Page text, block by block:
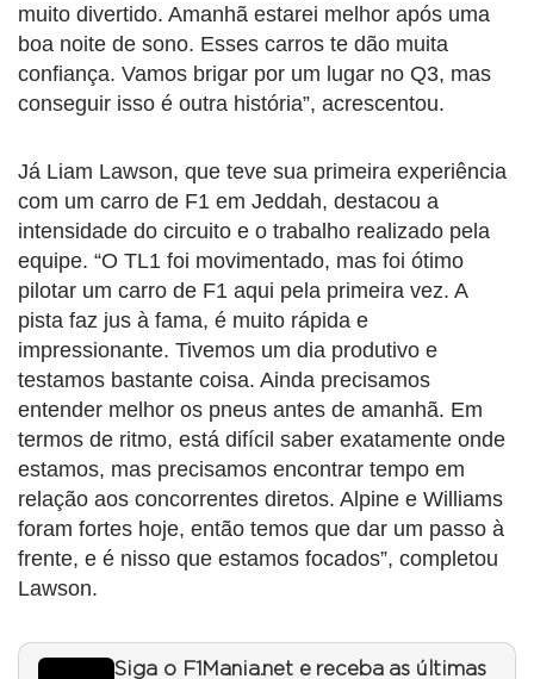
muito divertido. Amanhã estarei melhor após uma
boa noite de sono. Esses carros te dão muita
confiança. Vamos brigar por um lugar no Q3, mas
conseguir isso é outra história”, acrescentou.
Já Liam Lawson, que teve sua primeira experiência
com um carro de F1 em Jeddah, destacou a
intensidade do circuito e o trabalho realizado pela
equipe. “O TL1 foi movimentado, mas foi ótimo
pilotar um carro de F1 aqui pela primeira vez. A
pista faz jus à fama, é muito rápida e
impressionante. Tivemos um dia produtivo e
testamos bastante coisa. Ainda precisamos
entender melhor os pneus antes de amanhã. Em
termos de ritmo, está difícil saber exatamente onde
estamos, mas precisamos encontrar tempo em
relação aos concorrentes diretos. Alpine e Williams
foram fortes hoje, então temos que dar um passo à
frente, e é nisso que estamos focados”, completou
Lawson.
Siga o F1Mania.net e receba as últimas